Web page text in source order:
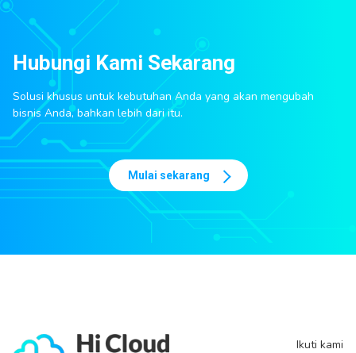
Hubungi Kami Sekarang
Solusi khusus untuk kebutuhan Anda yang akan mengubah
bisnis Anda, bahkan lebih dari itu.
Mulai sekarang
Ikuti kami